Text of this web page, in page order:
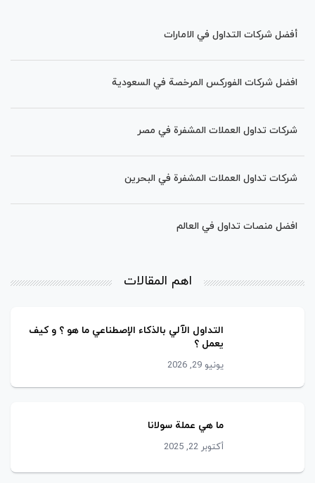
أفضل شركات التداول في الامارات
افضل شركات الفوركس المرخصة في السعودية
شركات تداول العملات المشفرة في مصر
شركات تداول العملات المشفرة في البحرین
افضل منصات تداول في العالم
اهم المقالات
التداول اﻵﻟﻲ ﺑﺎلذﻛﺎء الإصطناعي ﻣﺎ ھو ؟ و كيف
يعمل ؟
يونيو 29, 2026
ما هي عملة سولانا
أكتوبر 22, 2025